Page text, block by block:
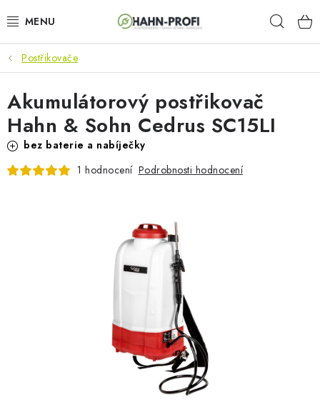
na
KLIMATIZACE
ELEKTROCENTRÁLY
ZAHRADNÍ TECHNIKA
STAVEBNÍ TECHNIKA
AKUMULAČNÍ KAMNA
Postřikovače
Akumulátorový postřikovač
Hahn & Sohn Cedrus SC15LI
bez baterie a nabíječky
1 hodnocení Podrobnosti hodnocení